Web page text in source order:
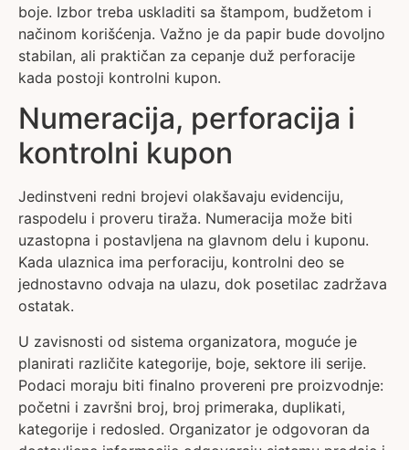
boje. Izbor treba uskladiti sa štampom, budžetom i
načinom korišćenja. Važno je da papir bude dovoljno
stabilan, ali praktičan za cepanje duž perforacije
kada postoji kontrolni kupon.
Numeracija, perforacija i
kontrolni kupon
Jedinstveni redni brojevi olakšavaju evidenciju,
raspodelu i proveru tiraža. Numeracija može biti
uzastopna i postavljena na glavnom delu i kuponu.
Kada ulaznica ima perforaciju, kontrolni deo se
jednostavno odvaja na ulazu, dok posetilac zadržava
ostatak.
U zavisnosti od sistema organizatora, moguće je
planirati različite kategorije, boje, sektore ili serije.
Podaci moraju biti finalno provereni pre proizvodnje:
početni i završni broj, broj primeraka, duplikati,
kategorije i redosled. Organizator je odgovoran da